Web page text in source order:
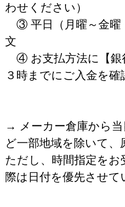
わせください）
③ 平日（月曜～金曜
文
④ お支払方法に【銀
３時までにご入金を
→ メーカー倉庫から
ど一部地域を除いて
ただし、時間指定を
際は日付を優先させて